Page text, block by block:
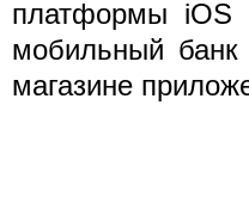
платформы iOS
мобильный
магазине